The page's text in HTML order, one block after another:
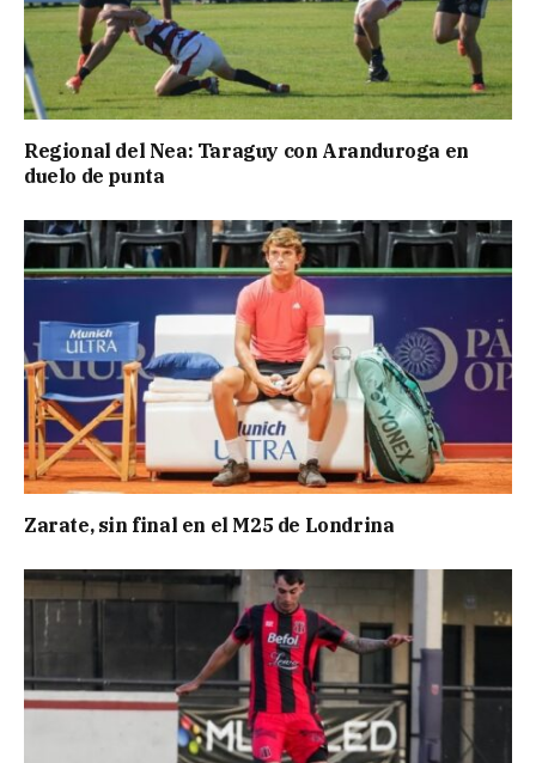
Regional del Nea: Taraguy con Aranduroga en
duelo de punta
Zarate, sin final en el M25 de Londrina